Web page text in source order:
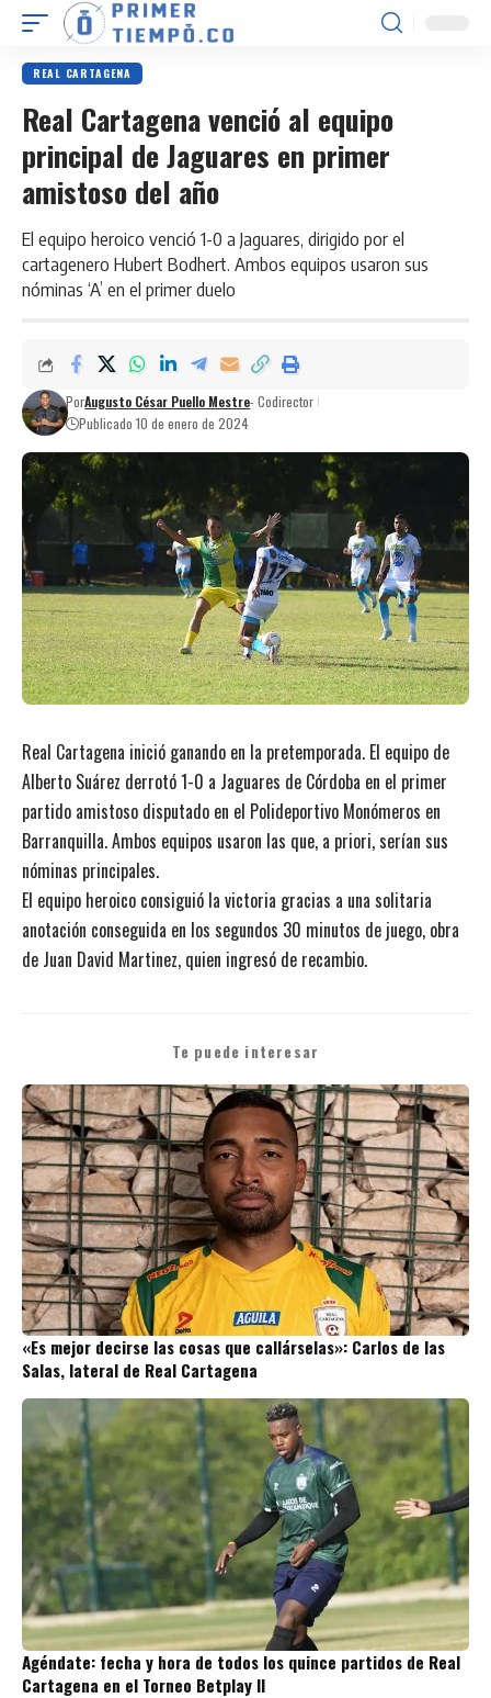
REAL CARTAGENA
Real Cartagena venció al equipo
principal de Jaguares en primer
amistoso del año
El equipo heroico venció 1-0 a Jaguares, dirigido por el
cartagenero Hubert Bodhert. Ambos equipos usaron sus
nóminas ‘A’ en el primer duelo
PorAugusto César Puello Mestre- Codirector
Publicado 10 de enero de 2024
Real Cartagena inició ganando en la pretemporada. El equipo de
Alberto Suárez derrotó 1-0 a Jaguares de Córdoba en el primer
partido amistoso disputado en el Polideportivo Monómeros en
Barranquilla. Ambos equipos usaron las que, a priori, serían sus
nóminas principales.
El equipo heroico consiguió la victoria gracias a una solitaria
anotación conseguida en los segundos 30 minutos de juego, obra
de Juan David Martinez, quien ingresó de recambio.
Te puede interesar
«Es mejor decirse las cosas que callárselas»: Carlos de las
Salas, lateral de Real Cartagena
Agéndate: fecha y hora de todos los quince partidos de Real
Cartagena en el Torneo Betplay II